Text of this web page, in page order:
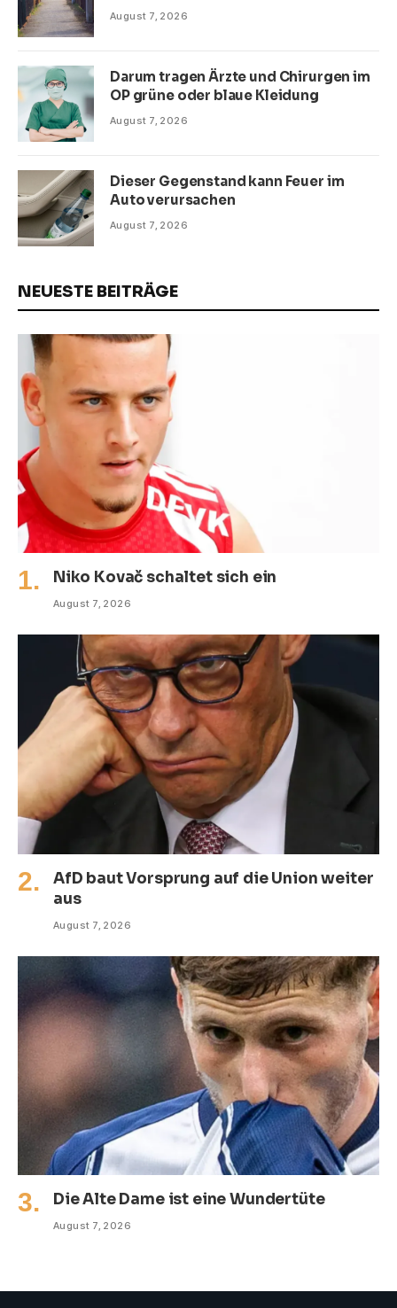
August 7, 2026
Darum tragen Ärzte und Chirurgen im
OP grüne oder blaue Kleidung
August 7, 2026
Dieser Gegenstand kann Feuer im
Auto verursachen
August 7, 2026
NEUESTE BEITRÄGE
Niko Kovač schaltet sich ein
August 7, 2026
AfD baut Vorsprung auf die Union weiter
aus
August 7, 2026
Die Alte Dame ist eine Wundertüte
August 7, 2026